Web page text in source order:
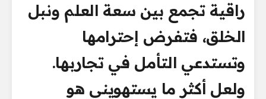
راقية تجمع بين سعة العلم ونبل
الخلق، فتفرض إحترامها
وتستدعي التأمل في تجاربها.
ولعل أكثر ما يستهويني هو